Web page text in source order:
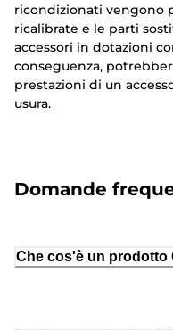
ricondizionati vengono
ricalibrate e le parti
accessori in dotazioni
conseguenza,
prestazioni di un
usura.
Domande
Che cos'è un